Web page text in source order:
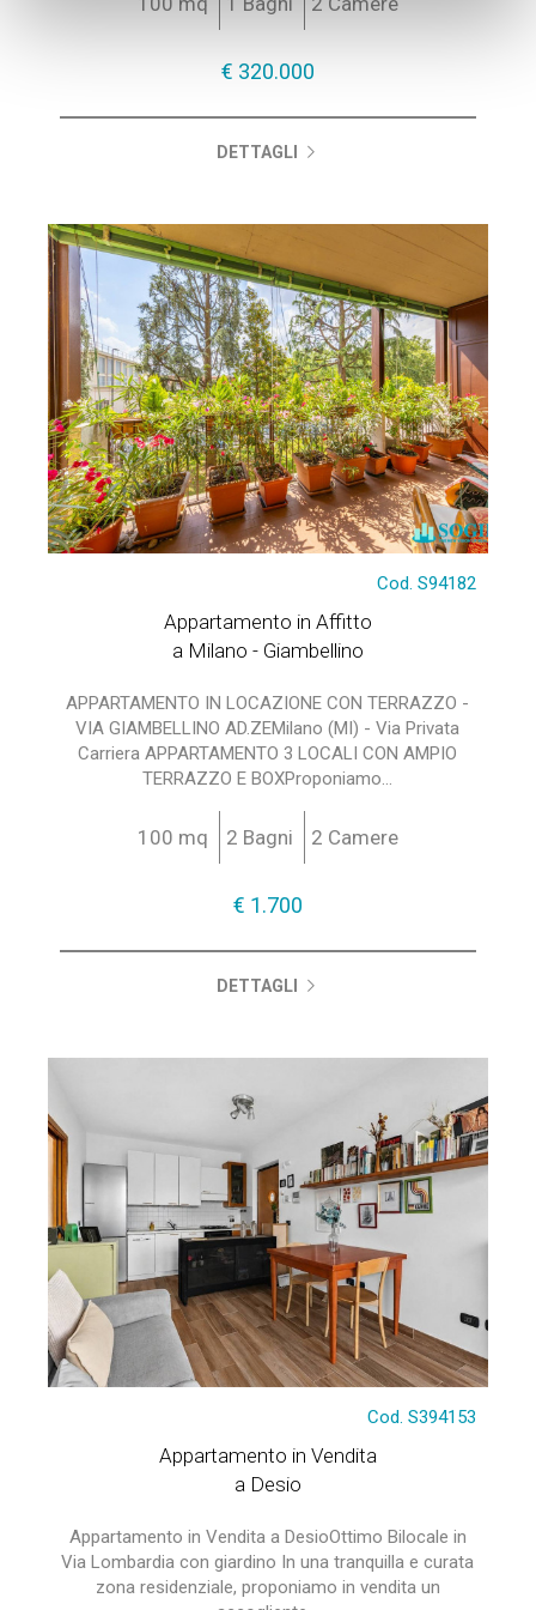
€ 320.000
DETTAGLI
Cod. S94182
Appartamento in Affitto
a Milano - Giambellino
APPARTAMENTO IN LOCAZIONE CON TERRAZZO -
VIA GIAMBELLINO AD.ZEMilano (MI) - Via Privata
Carriera APPARTAMENTO 3 LOCALI CON AMPIO
TERRAZZO E BOXProponiamo...
100 mq 2 Bagni 2 Camere
€ 1.700
DETTAGLI
Cod. S394153
Appartamento in Vendita
a Desio
Appartamento in Vendita a DesioOttimo Bilocale in
Via Lombardia con giardino In una tranquilla e curata
zona residenziale, proponiamo in vendita un